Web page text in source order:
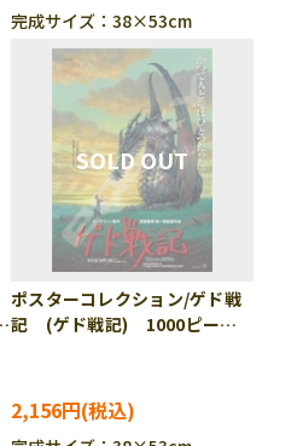
完成サイズ：38×53cm
ポスターコレクション/ゲド戦
記 (ゲド戦記) 1000ピー
2,156円